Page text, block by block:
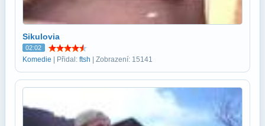
Sikulovia
02:02
Komedie | Přidal: ftsh | Zobrazení: 15141